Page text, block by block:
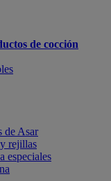
de cocción
de Asar
rejillas
especiales